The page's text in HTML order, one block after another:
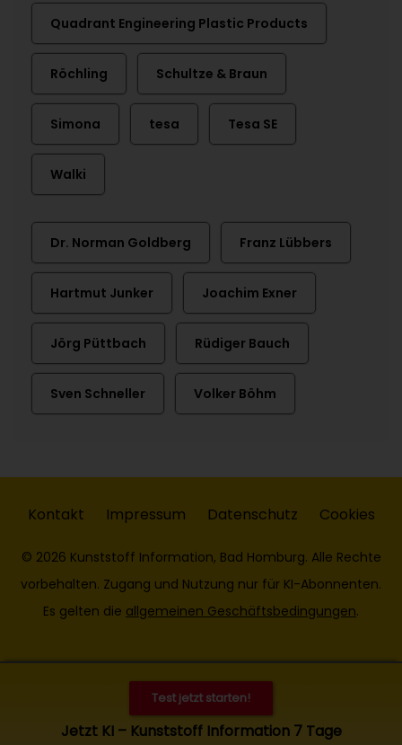
Quadrant Engineering Plastic Products
Röchling Schultze & Braun
Simona tesa Tesa SE
Walki
Dr. Norman Goldberg Franz Lübbers
Hartmut Junker Joachim Exner
Jörg Püttbach Rüdiger Bauch
Sven Schneller Volker Böhm
Test jetzt starten!
Jetzt KI – Kunststoff Information 7 Tage
Kontakt Impressum Datenschutz Cookies
© 2026 Kunststoff Information, Bad Homburg. Alle Rechte
vorbehalten. Zugang und Nutzung nur für KI-Abonnenten.
Es gelten die allgemeinen Geschäftsbedingungen.